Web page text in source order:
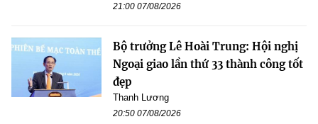
21:00 07/08/2026
Bộ trưởng Lê Hoài Trung: Hội nghị
Ngoại giao lần thứ 33 thành công tốt
đẹp
Thanh Lương
20:50 07/08/2026